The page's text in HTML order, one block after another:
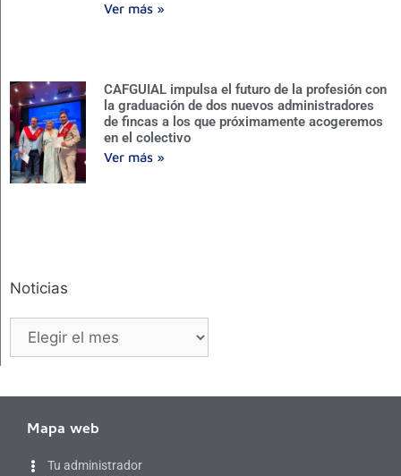
Ver más »
CAFGUIAL impulsa el futuro de la profesión con
la graduación de dos nuevos administradores
de fincas a los que próximamente acogeremos
en el colectivo
Ver más »
Noticias
Mapa web
Tu administrador